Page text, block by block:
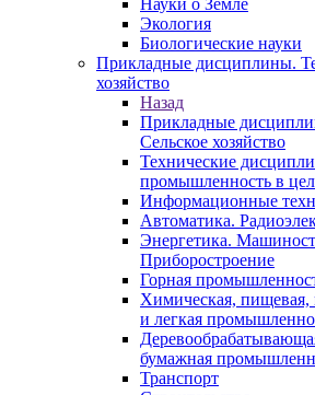
Науки о Земле
Экология
Биологические науки
Прикладные дисциплины.
хозяйство
Назад
Прикладные
Сельское хозяйство
Технические
промышленность в
Информационные
Автоматика.
Энергетика.
Приборостроение
Горная
Химическая, пищевая,
и легкая
бумажная
Транспорт